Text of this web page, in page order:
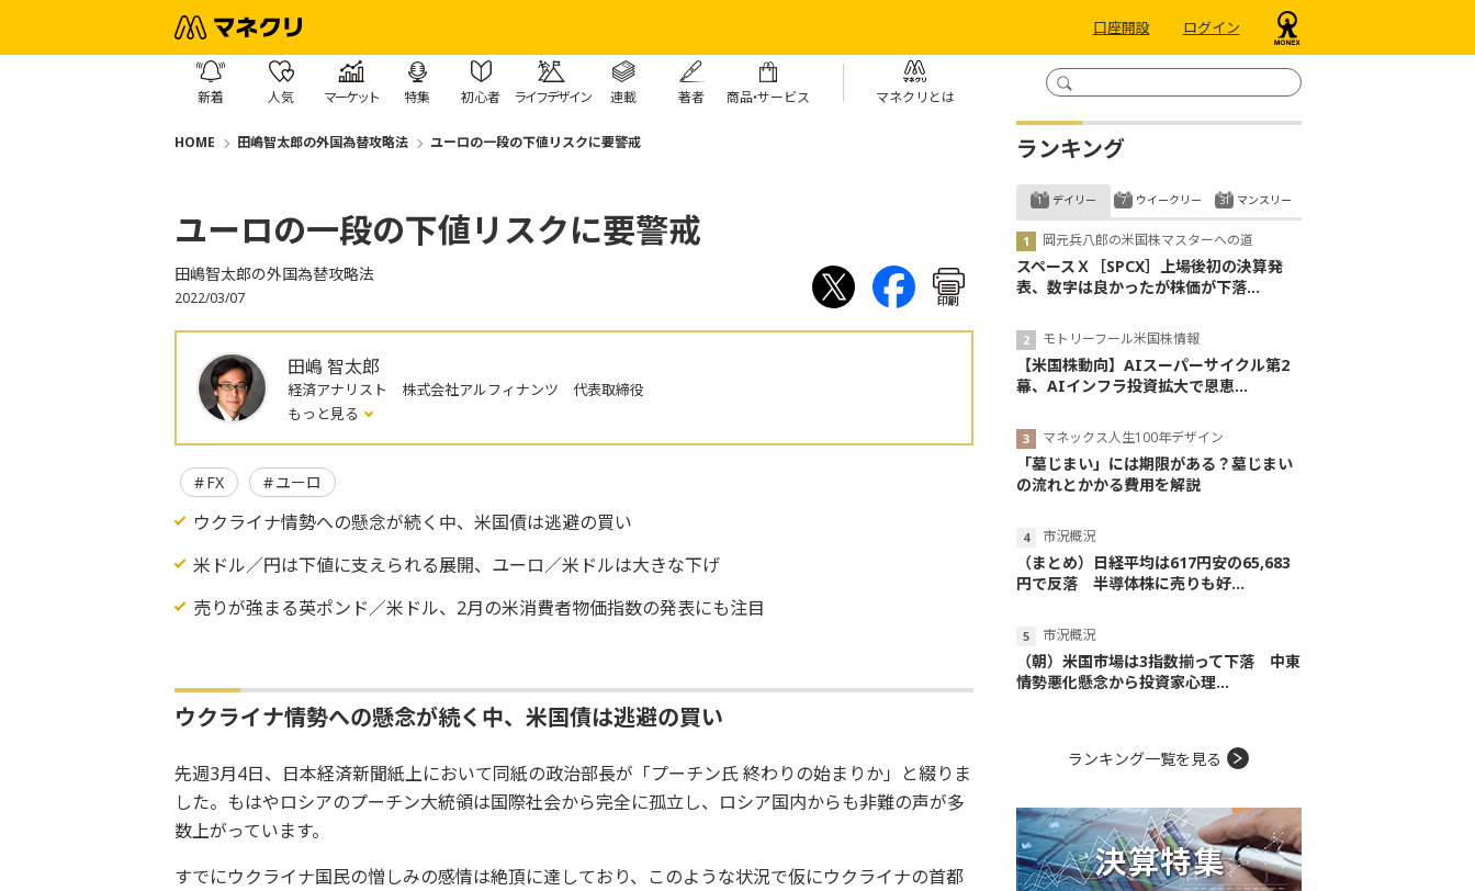
口座開設 ログイン
新着 人気 マーケット 特集 初心者 ライフデザイン 連載 著者 商品・サービス マネクリとは
HOME 田嶋智太郎の外国為替攻略法 ユーロの一段の下値リスクに要警戒
ユーロの一段の下値リスクに要警戒
田嶋智太郎の外国為替攻略法
2022/03/07 印刷
田嶋 智太郎
経済アナリスト 株式会社アルフィナンツ 代表取締役
もっと見る
FX ユーロ
ウクライナ情勢への懸念が続く中、米国債は逃避の買い
米ドル／円は下値に支えられる展開、ユーロ／米ドルは大きな下げ
売りが強まる英ポンド／米ドル、2月の米消費者物価指数の発表にも注目
ウクライナ情勢への懸念が続く中、米国債は逃避の買い
先週3月4日、日本経済新聞紙上において同紙の政治部長が「プーチン氏 終わりの始まりか」と綴りま
した。もはやロシアのプーチン大統領は国際社会から完全に孤立し、ロシア国内からも非難の声が多
数上がっています。
すでにウクライナ国民の憎しみの感情は絶頂に達しており、このような状況で仮にウクライナの首都
ランキング
デイリー
岡元兵八郎の米国株マスターへの道
スペースＸ［SPCX］上場後初の決算発
表、数字は良かったが株価が下落...
モトリーフール米国株情報
【米国株動向】AIスーパーサイクル第2
幕、AIインフラ投資拡大で恩恵...
マネックス人生100年デザイン
「墓じまい」には期限がある？墓じまい
の流れとかかる費用を解説
市況概況
（まとめ）日経平均は617円安の65,683
円で反落 半導体株に売りも好...
市況概況
（朝）米国市場は3指数揃って下落 中東
情勢悪化懸念から投資家心理...
ウイークリー マンスリー
ランキング一覧を見る